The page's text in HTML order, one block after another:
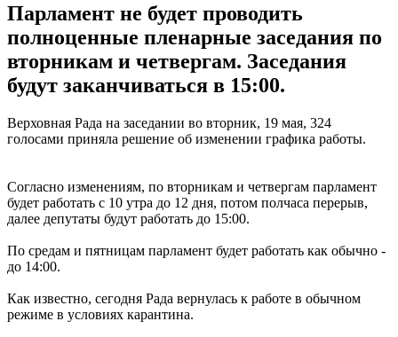
Парламент не будет проводить
полноценные пленарные заседания по
вторникам и четвергам. Заседания
будут заканчиваться в 15:00.
Верховная Рада на заседании во вторник, 19 мая, 324
голосами приняла решение об изменении графика работы.
Согласно изменениям, по вторникам и четвергам парламент
будет работать с 10 утра до 12 дня, потом полчаса перерыв,
далее депутаты будут работать до 15:00.
По средам и пятницам парламент будет работать как обычно -
до 14:00.
Как известно, сегодня Рада вернулась к работе в обычном
режиме в условиях карантина.